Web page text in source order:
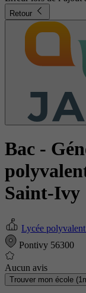
Retour
Bac -
Saint-Ivy
Lycée
Pontivy 56300
Aucun avis
Trouver mon école